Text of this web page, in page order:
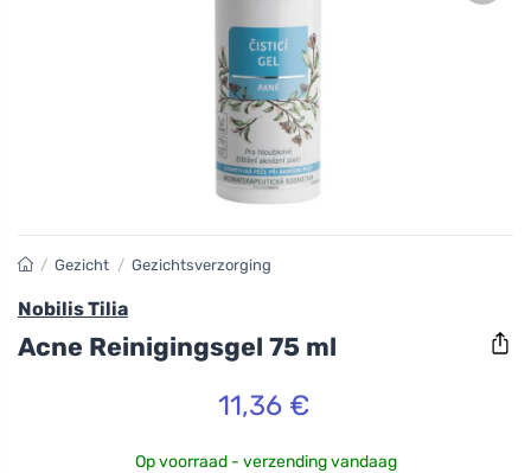
/ Gezicht / Gezichtsverzorging
Nobilis Tilia
Acne Reinigingsgel 75 ml
11,36 €
Op voorraad - verzending vandaag